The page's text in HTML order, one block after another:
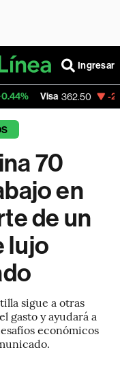
Ingresar
362.50 -2.15%
70
en
de un
lujo
sigue a otras
gasto y ayudará a
económicos